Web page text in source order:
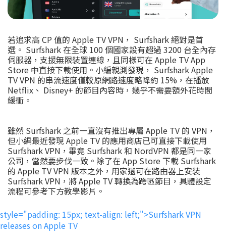
若追求高 CP 值的 Apple TV VPN， Surfshark 絕對是首
選。 Surfshark 在全球 100 個國家設有超過 3200 台全內存
伺服器，支援無限裝置連線，且同樣可在 Apple TV App
Store 中直接下載使用。小編親測發現， Surfshark Apple
TV VPN 的串流速度僅較原網路速度略降約 15%，在播放
Netflix、 Disney+ 的節目內容時，幾乎不需要額外花時間
緩衝。
雖然 Surfshark 之前一直沒有推出專屬 Apple TV 的 VPN，
但小編最近發現 Apple TV 的應用商店已可直接下載使用
Surfshark VPN，畢竟 Surfshark 和 NordVPN 都是同一家
公司，當然要步伐一致。除了在 App Store 下載 Surfshark
的 Apple TV VPN 版本之外，用家還可在路由器上安裝
Surfshark VPN，將 Apple TV 轉換為跨區節目，具體設定
流程可參考下方教學影片。
style="padding: 15px; text-align: left;">Surfshark VPN
releases on Apple TV